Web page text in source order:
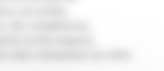
vos achats,
des compétences,
ou des espaces,
inter-entreprises sur votre